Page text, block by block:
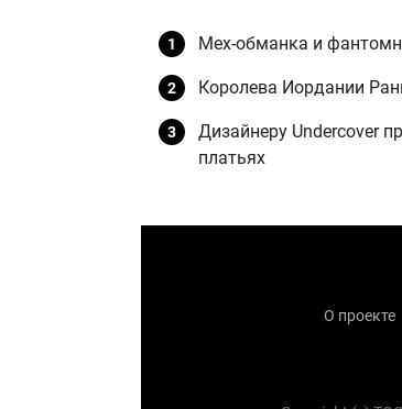
Мех-обманка и
Королева Иордании
Дизайнеру Undercover
платьях
О проекте